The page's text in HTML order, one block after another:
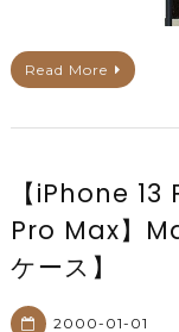
Read More
【iPhone
Pro Max】
ケース】
2000-01-01